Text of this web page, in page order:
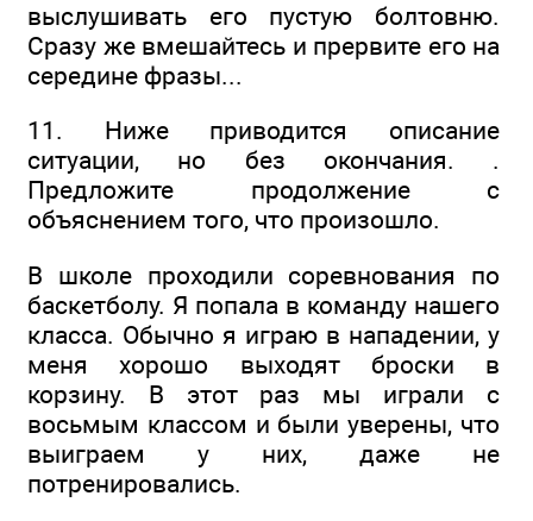
выслушивать его пустую болтовню.
Сразу же вмешайтесь и прервите его на
середине фразы...
11. Ниже приводится описание
ситуации, но без окончания. .
Предложите продолжение с
объяснением того, что произошло.
В школе проходили соревнования по
баскетболу. Я попала в команду нашего
класса. Обычно я играю в нападении, у
меня хорошо выходят броски в
корзину. В этот раз мы играли с
восьмым классом и были уверены, что
выиграем у них, даже не
потренировались.